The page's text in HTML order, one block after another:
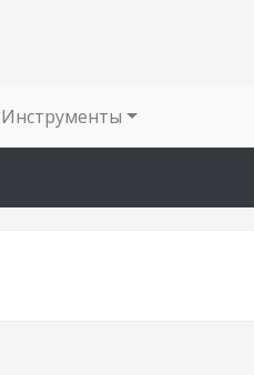
Инструменты